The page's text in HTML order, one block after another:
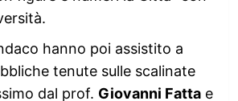
hanno poi assistito a
tenute sulle scalinate
dal prof. Giovanni Fattae